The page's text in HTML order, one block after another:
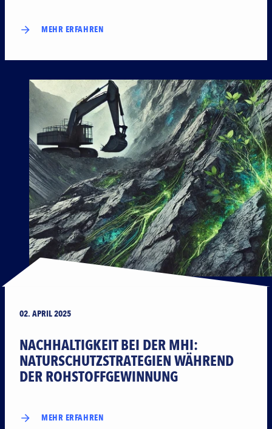
MEHR ERFAHREN
02. APRIL 2025
NACHHALTIGKEIT BEI DER MHI:
NATURSCHUTZ­STRATEGIEN WÄHREND
DER ROHSTOFF­GEWINNUNG
MEHR ERFAHREN